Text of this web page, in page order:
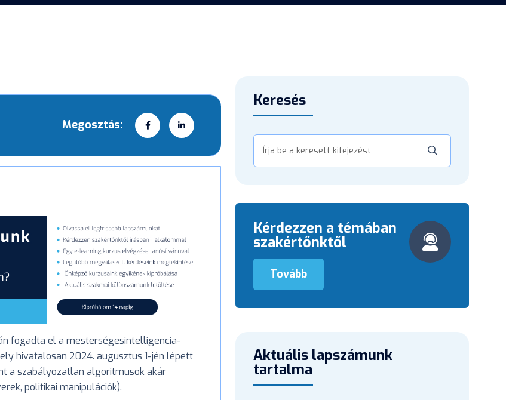
Megosztás:
fogadta el a mesterségesintelligencia-
hivatalosan 2024. augusztus 1-jén lépett
a szabályozatlan algoritmusok akár
politikai manipulációk).
Keresés
Kérdezzen a témában
szakértőnktől
Tovább
Aktuális lapszámunk
tartalma